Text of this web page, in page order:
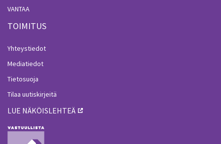
VANTAA
TOIMITUS
Yhteystiedot
Mediatiedot
Tietosuoja
Tilaa uutiskirjeitä
LUE NÄKÖISLEHTEÄ